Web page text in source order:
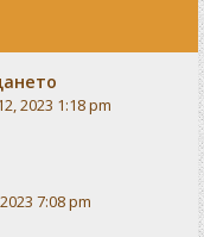
2023 1:18 pm
7:08 pm